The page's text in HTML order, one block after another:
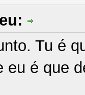
Tu é
eu é que